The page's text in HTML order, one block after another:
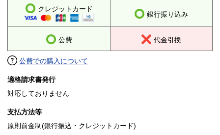
クレジットカード
銀行振り込み
公費 代金引換
公費での購入について
適格請求書発行
対応しておりません
支払方法等
原則前金制(銀行振込・クレジットカード)